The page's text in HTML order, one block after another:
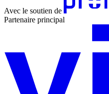
Avec le soutien de
Partenaire principal